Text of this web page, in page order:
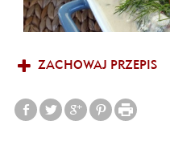
ZACHOWAJ PRZEPIS